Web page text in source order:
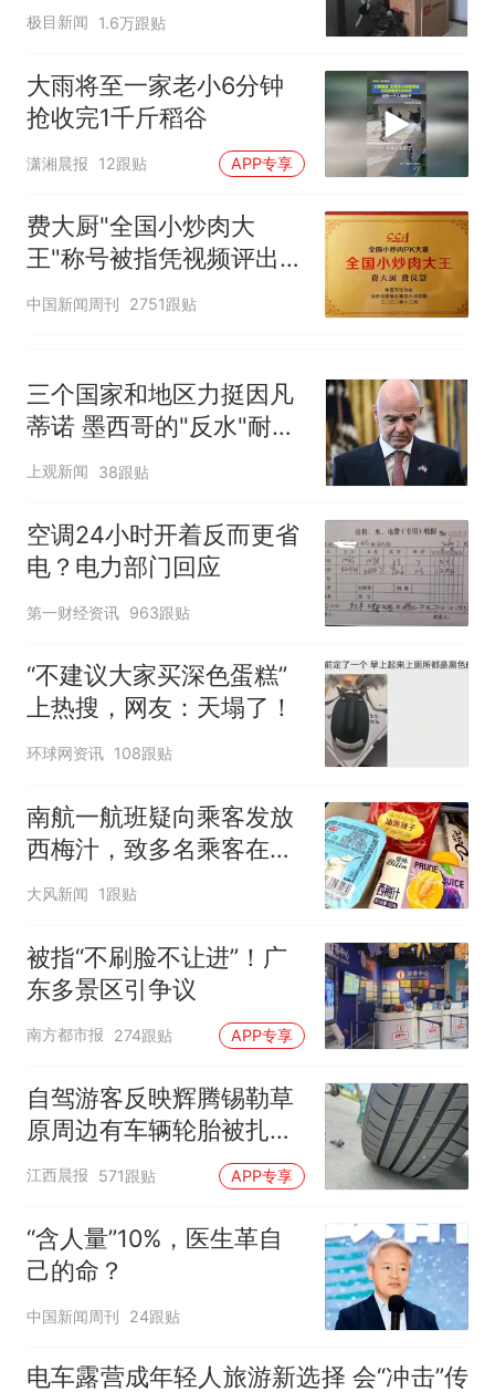
子傻眼
极目新闻 1.6万跟贴
大雨将至一家老小6分钟
抢收完1千斤稻谷
潇湘晨报 12跟贴 APP专享
费大厨"全国小炒肉大
王"称号被指凭视频评出
官方回应
中国新闻周刊 2751跟贴
三个国家和地区力挺因凡
蒂诺 墨西哥的"反水"耐人
寻味
上观新闻 38跟贴
空调24小时开着反而更省
电？电力部门回应
第一财经资讯 963跟贴
“不建议大家买深色蛋糕”
上热搜，网友：天塌了！
环球网资讯 108跟贴
南航一航班疑向乘客发放
西梅汁，致多名乘客在飞
行途中排队上厕所！乘
厕所；客服回应：并非每
架飞机都会发放西梅汁
大风新闻 1跟贴
被指“不刷脸不让进”！广
东多景区引争议
南方都市报 274跟贴 APP专享
自驾游客反映辉腾锡勒草
原周边有车辆轮胎被扎，
修理店铺换胎价格高达千
元，官方发布情况通报
江西晨报 571跟贴 APP专享
“含人量”10%，医生革自
己的命？
中国新闻周刊 24跟贴
电车露营成年轻人旅游新选择 会“冲击”传